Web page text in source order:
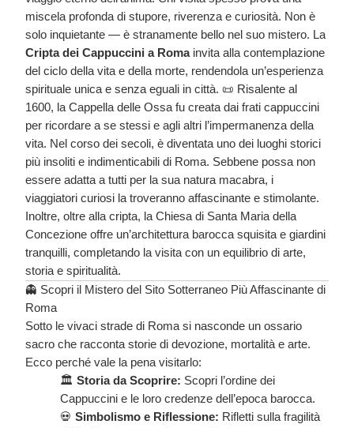
miscela profonda di stupore, riverenza e curiosità. Non è
solo inquietante — è stranamente bello nel suo mistero. La
Cripta dei Cappuccini a Romainvita alla contemplazione
del ciclo della vita e della morte, rendendola un’esperienza
spirituale unica e senza eguali in città. 📜 Risalente al
1600, la Cappella delle Ossa fu creata dai frati cappuccini
per ricordare a se stessi e agli altri l’impermanenza della
vita. Nel corso dei secoli, è diventata uno dei luoghi storici
più insoliti e indimenticabili di Roma. Sebbene possa non
essere adatta a tutti per la sua natura macabra, i
viaggiatori curiosi la troveranno affascinante e stimolante.
Inoltre, oltre alla cripta, la Chiesa di Santa Maria della
Concezione offre un’architettura barocca squisita e giardini
tranquilli, completando la visita con un equilibrio di arte,
storia e spiritualità.
👻 Scopri il Mistero del Sito Sotterraneo Più Affascinante di
Roma
Sotto le vivaci strade di Roma si nasconde un ossario
sacro che racconta storie di devozione, mortalità e arte.
Ecco perché vale la pena visitarlo:
🏛️Storia da Scoprire: Scopri l’ordine dei
Cappuccini e le loro credenze dell’epoca barocca.
💀Simbolismo e Riflessione: Rifletti sulla fragilità